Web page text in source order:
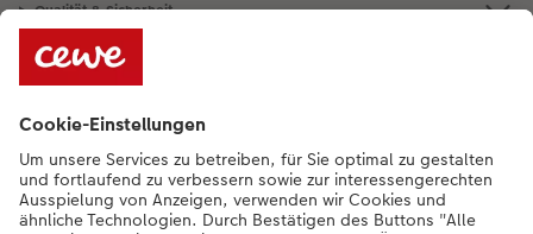
Qualität & Sicherheit
Nachhaltigkeit bei CEWE
Service
Unternehmen